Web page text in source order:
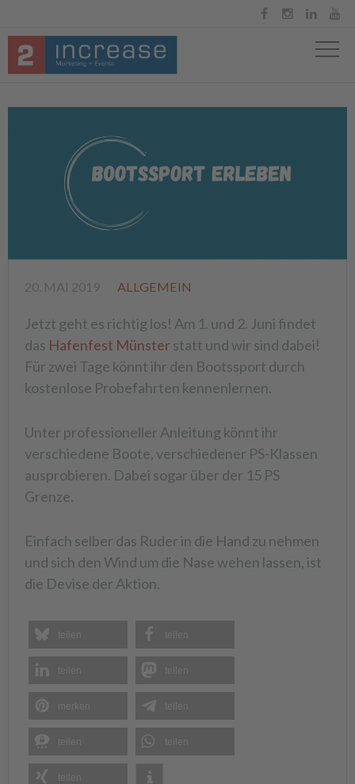
   
20. MAI 2019 ALLGEMEIN
Jetzt geht es richtig los! Am 1. und 2. Juni findet
das Hafenfest Münsterstatt und wir sind dabei!
Für zwei Tage könnt ihr den Bootssport durch
kostenlose Probefahrten kennenlernen.
Unter professioneller Anleitung könnt ihr
verschiedene Boote, verschiedener PS-Klassen
ausprobieren. Dabei sogar über der 15 PS
Grenze.
Einfach selber das Ruder in die Hand zu nehmen
und sich den Wind um die Nase wehen lassen, ist
die Devise der Aktion.